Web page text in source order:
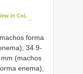
in CoL
forma
34.9-
(machos
enema);